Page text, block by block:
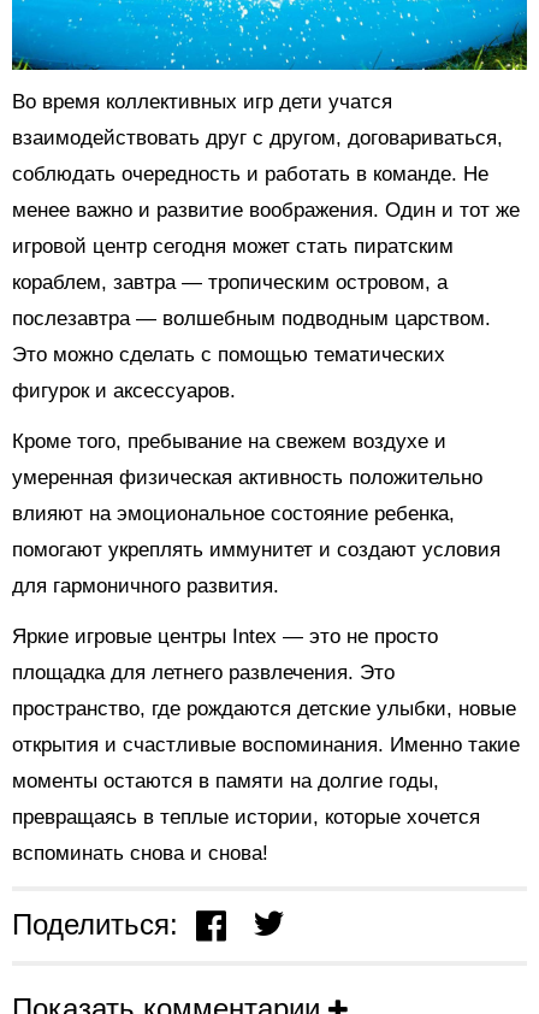
Во время коллективных игр дети учатся
взаимодействовать друг с другом, договариваться,
соблюдать очередность и работать в команде. Не
менее важно и развитие воображения. Один и тот же
игровой центр сегодня может стать пиратским
кораблем, завтра — тропическим островом, а
послезавтра — волшебным подводным царством.
Это можно сделать с помощью тематических
фигурок и аксессуаров.
Кроме того, пребывание на свежем воздухе и
умеренная физическая активность положительно
влияют на эмоциональное состояние ребенка,
помогают укреплять иммунитет и создают условия
для гармоничного развития.
Яркие игровые центры Intex — это не просто
площадка для летнего развлечения. Это
пространство, где рождаются детские улыбки, новые
открытия и счастливые воспоминания. Именно такие
моменты остаются в памяти на долгие годы,
превращаясь в теплые истории, которые хочется
вспоминать снова и снова!
Поделиться: